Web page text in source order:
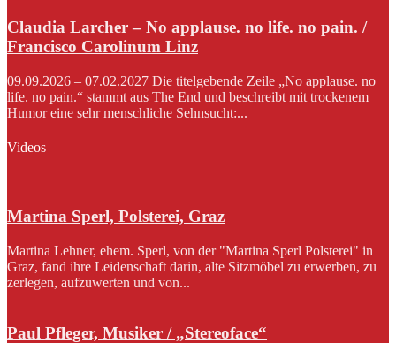
Claudia Larcher – No applause. no life. no pain. /
Francisco Carolinum Linz
09.09.2026 – 07.02.2027 Die titelgebende Zeile „No applause. no
life. no pain.“ stammt aus The End und beschreibt mit trockenem
Humor eine sehr menschliche Sehnsucht:...
Videos
Martina Sperl, Polsterei, Graz
Martina Lehner, ehem. Sperl, von der "Martina Sperl Polsterei" in
Graz, fand ihre Leidenschaft darin, alte Sitzmöbel zu erwerben, zu
zerlegen, aufzuwerten und von...
Paul Pfleger, Musiker / „Stereoface“